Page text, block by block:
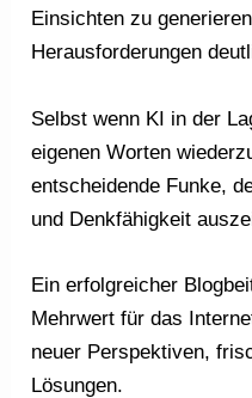
Einsichten zu
Herausforderungen
Selbst wenn KI in der
eigenen Worten
entscheidende Funke,
und Denkfähigkeit
Ein erfolgreicher
Mehrwert für das
neuer Perspektiven,
Lösungen.